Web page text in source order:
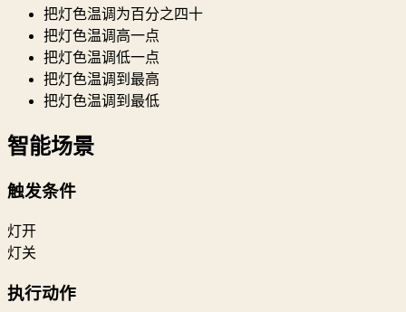
把灯色温调为百分之四十
把灯色温调高一点
把灯色温调低一点
把灯色温调到最高
把灯色温调到最低
智能场景
触发条件
灯开
灯关
执行动作